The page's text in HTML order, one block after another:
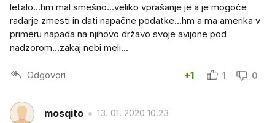
letalo...hm mal smešno...veliko vprašanje je a je mogoče
radarje zmesti in dati napačne podatke...hm a ma amerika v
primeru napada na njihovo državo svoje avijone pod
nadzorom...zakaj nebi meli...
Odgovori +1 1 0
mosqito 13. 01. 2020 10.23